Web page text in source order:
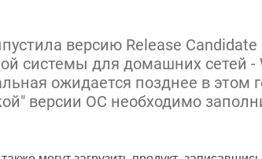
версию Release Candidate
системы для домашних сетей -
ожидается позднее в этом
версии ОС необходимо